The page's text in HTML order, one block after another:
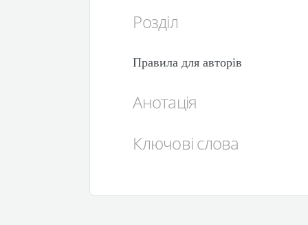
Розділ
Правила для авторів
Анотація
Ключові слова